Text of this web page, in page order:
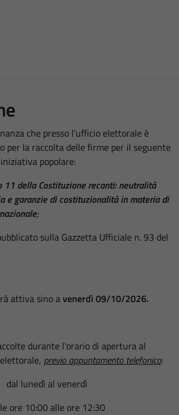
che presso l'ufficio elettorale è
per la raccolta delle firme per il seguente
popolare:
della Costituzione recanti: neutralità
e garanzie di costituzionalità in materia di
;
sulla Gazzetta Ufficiale n. 93 del
attiva sino avenerdì 09/10/2026.
durante l'orario di apertura al
previo appuntamento telefonico:
dal lunedì al venerdì
ore 10:00 alle ore 12:30